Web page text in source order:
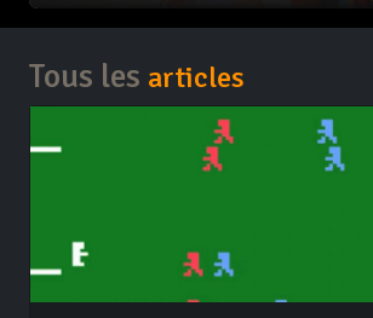
Tous les articles